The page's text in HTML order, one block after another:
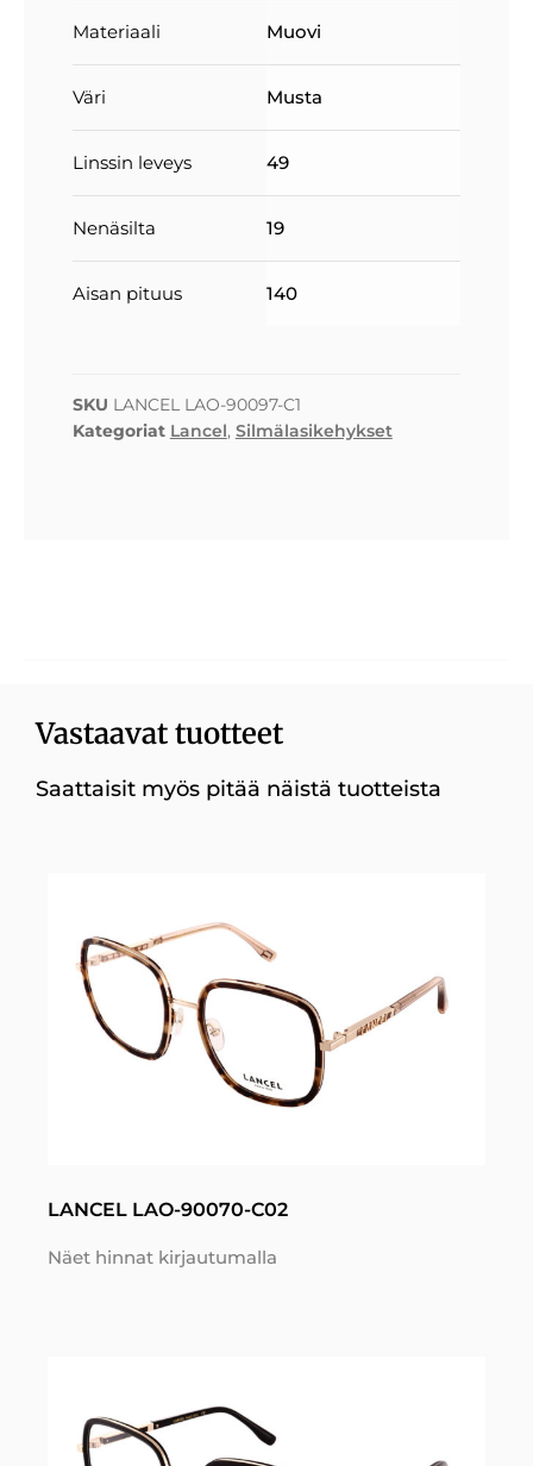
Materiaali Muovi
Väri Musta
Linssin leveys 49
Nenäsilta 19
Aisan pituus 140
SKU LANCEL LAO-90097-C1
Kategoriat Lancel, Silmälasikehykset
Vastaavat tuotteet
Saattaisit myös pitää näistä tuotteista
LANCEL LAO-90070-C02
Näet hinnat kirjautumalla